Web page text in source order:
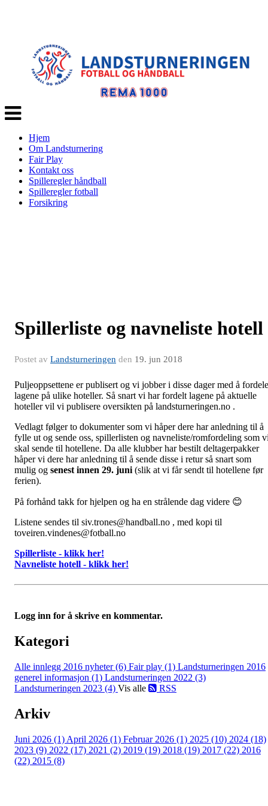
Veksle
navigasjon
Hjem
Om Landsturnering
Fair Play
Kontakt oss
Spilleregler håndball
Spilleregler fotball
Forsikring
Spillerliste og navneliste hotell
Postet av Landsturneringen den 19. jun 2018
Puljeoppsettene er publisert og vi jobber i disse dager med å fordele
lagene på ulike hoteller. Så snart vi har fordelt lagene på aktuelle
hoteller vil vi publisere oversikten på landsturneringen.no .
Vedlagt følger to dokumenter som vi håper dere har anledning til å
fylle ut og sende oss, spillerlisten og navneliste/romfordeling som
skal sende til hotellene. Da alle klubber har bestilt deltagerpakker
håper vi dere har anledning til å sende disse i retur så snart som
mulig og senest innen 29. juni (slik at vi får sendt til hotellene før
ferien).
På forhånd takk for hjelpen og ha en strålende dag videre 😊
Listene sendes til siv.trones@handball.no , med kopi til
toveiren.vindenes@fotball.no
Spillerliste - klikk her!
Navneliste hotell - klikk her!
Logg inn for å skrive en kommentar.
Kategori
Alle innlegg 2016 nyheter (6) Fair play (1) Landsturneringen 2016
generel informasjon (1) Landsturneringen 2022 (3)
Landsturneringen 2023 (4) Vis alle RSS
Arkiv
Juni 2026 (1) April 2026 (1) Februar 2026 (1) 2025 (10) 2024 (18)
2023 (9) 2022 (17) 2021 (2) 2019 (19) 2018 (19) 2017 (22) 2016
(22) 2015 (8)